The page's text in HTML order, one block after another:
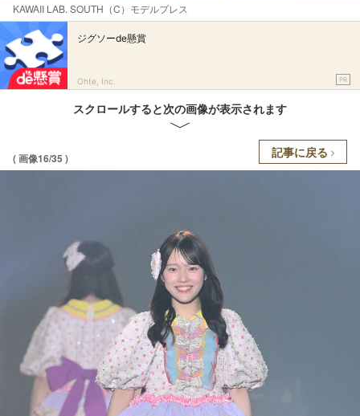
KAWAII LAB. SOUTH（C）モデルプレス
ジグソーde懸賞
Ohte, Inc. PR
スクロールすると次の画像が表示されます
( 画像16/35 ) 記事に戻る